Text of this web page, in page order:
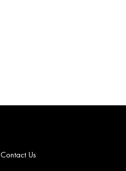
Contact Us